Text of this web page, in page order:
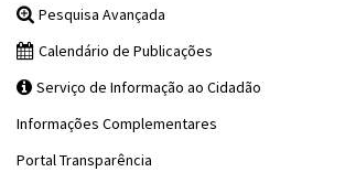
Pesquisa Avançada
Calendário de Publicações
Serviço de Informação ao Cidadão
Informações Complementares
Portal Transparência